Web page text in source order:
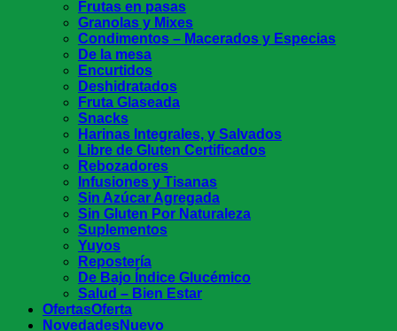
Frutas en pasas
Granolas y Mixes
Condimentos – Macerados y Especias
De la mesa
Encurtidos
Deshidratados
Fruta Glaseada
Snacks
Harinas Integrales, y Salvados
Libre de Gluten Certificados
Rebozadores
Infusiones y Tisanas
Sin Azúcar Agregada
Sin Gluten Por Naturaleza
Suplementos
Yuyos
Repostería
De Bajo Índice Glucémico
Salud – Bien Estar
Ofertas
Novedades